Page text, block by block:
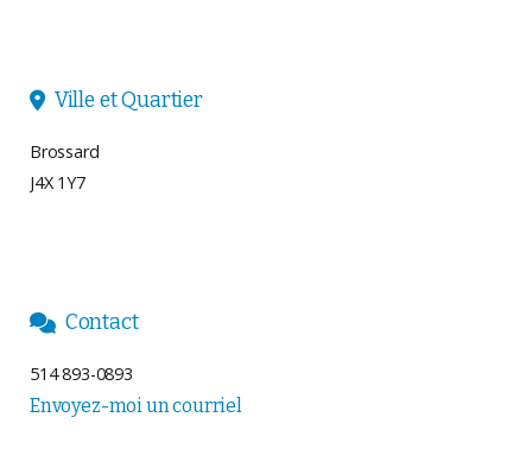
 Ville et Quartier
Brossard
J4X 1Y7
 Contact
514 893-0893
Envoyez-moi un courriel